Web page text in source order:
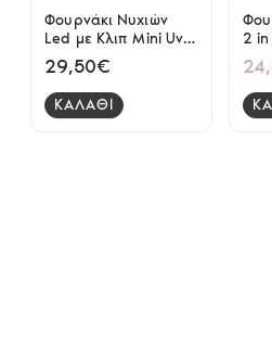
Φουρνάκι Νυχιών
Led με Κλιπ Mini Uv
Curing Lamp
29,50€
ΚΑΛΑΘΙ
2 in